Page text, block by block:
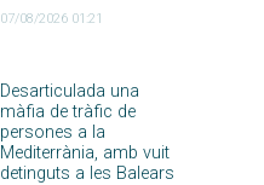
07/08/2026 01:21
Desarticulada una
màfia de tràfic de
persones a la
Mediterrània, amb vuit
detinguts a les Balears